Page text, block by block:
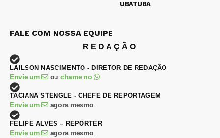
UBATUBA
FALE COM NOSSA EQUIPE
REDAÇÃO
LAILSON NASCIMENTO - DIRETOR DE REDAÇÃO
Envie um ou chame no
TACIANA STENGLE - CHEFE DE REPORTAGEM
Envie um agora mesmo
FELIPE ALVES – REPÓRTER
Envie um agora mesmo